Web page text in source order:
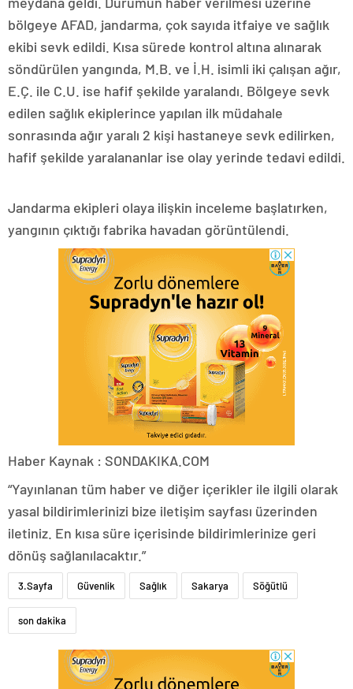
bölgeye AFAD, jandarma, çok sayıda itfaiye ve sağlık
ekibi sevk edildi. Kısa sürede kontrol altına alınarak
söndürülen yangında, M.B. ve İ.H. isimli iki çalışan ağır,
E.Ç. ile C.U. ise hafif şekilde yaralandı. Bölgeye sevk
edilen sağlık ekiplerince yapılan ilk müdahale
sonrasında ağır yaralı 2 kişi hastaneye sevk edilirken,
hafif şekilde yaralananlar ise olay yerinde tedavi edildi.
Jandarma ekipleri olaya ilişkin inceleme başlatırken,
yangının çıktığı fabrika havadan görüntülendi.
Haber Kaynak : SONDAKIKA.COM
“Yayınlanan tüm haber ve diğer içerikler ile ilgili olarak
yasal bildirimlerinizi bize iletişim sayfası üzerinden
iletiniz. En kısa süre içerisinde bildirimlerinize geri
dönüş sağlanılacaktır.”
3.Sayfa Güvenlik Sağlık Sakarya Söğütlü
son dakika